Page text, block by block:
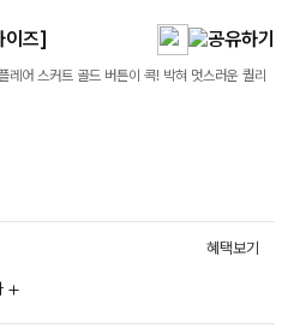
이즈]
레어 스커트 골드 버튼이 콕! 박혀 멋스러운 퀄리
혜택보기